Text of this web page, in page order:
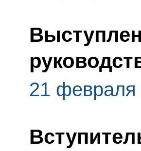
21 февраля